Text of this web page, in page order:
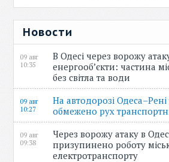
Новости
09 авг
10:35
В Одесі через ворожу
енергооб’єкти: частина
без світла та води
09 авг
10:27
На автодорозі
обмежено рух
09 авг
09:38
Через ворожу атаку в
призупинено роботу
електротранспорту